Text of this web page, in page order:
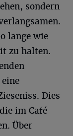
sondern
lange wie
zu halten.
Dies
im Café
Über